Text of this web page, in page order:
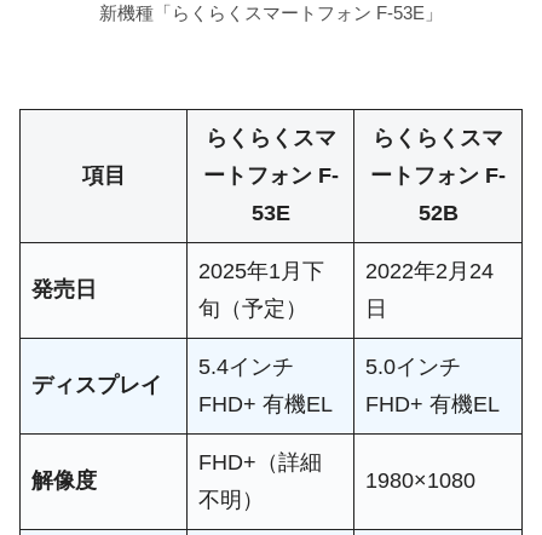
新機種「らくらくスマートフォン F-53E」
項目
らくらくスマ
ートフォン F-
53E
らくらくスマ
ートフォン F-
52B
発売日
2025年1月下
旬（予定）
2022年2月24
日
ディスプレイ
5.4インチ
FHD+ 有機EL
5.0インチ
FHD+ 有機EL
解像度
FHD+（詳細
不明）
1980×1080